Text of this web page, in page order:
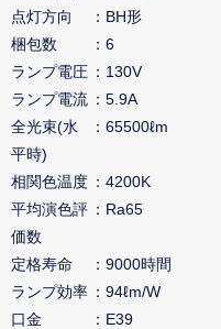
点灯方向
BH形
梱包数
6
ランプ電圧
130V
ランプ電流
5.9A
全光束(水
平時)
65500ℓm
相関色温度
4200K
平均演色評
価数
Ra65
定格寿命
9000時間
ランプ効率
94ℓm/W
口金
E39